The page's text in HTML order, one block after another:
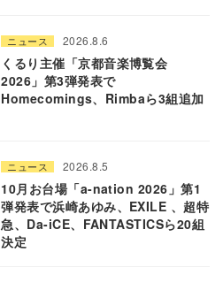
ニュース 2026.8.6
くるり主催「京都音楽博覧会
2026」第3弾発表で
Homecomings、Rimbaら3組追加
ニュース 2026.8.5
10月お台場「a-nation 2026」第1
弾発表で浜崎あゆみ、EXILE 、超特
急、Da-iCE、FANTASTICSら20組
決定